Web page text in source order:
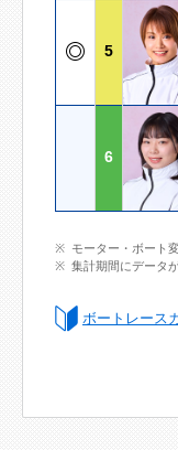
5
6
モーター・ボート
集計期間にデータ
ボートレース